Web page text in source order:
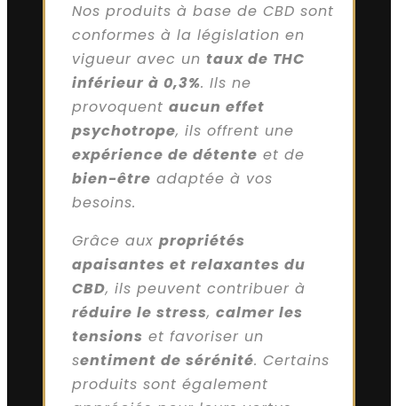
Nos produits à base de CBD sont
conformes à la législation en
vigueur avec un taux de THC
inférieur à 0,3%. Ils ne
provoquent aucun effet
psychotrope, ils offrent une
expérience de détente et de
bien-être adaptée à vos
besoins.
Grâce aux propriétés
apaisantes et relaxantes du
CBD, ils peuvent contribuer à
réduire le stress, calmer les
tensions et favoriser un
sentiment de sérénité. Certains
produits sont également